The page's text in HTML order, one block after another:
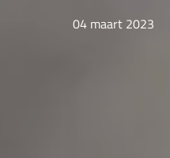
04 maart 2023